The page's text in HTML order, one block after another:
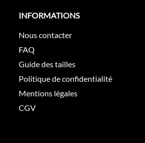
INFORMATIONS
Nous contacter
FAQ
Guide des tailles
Politique de confidentialité
Mentions légales
CGV